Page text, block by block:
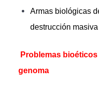
Armas biológicas
destrucción masiva
Problemas
genoma